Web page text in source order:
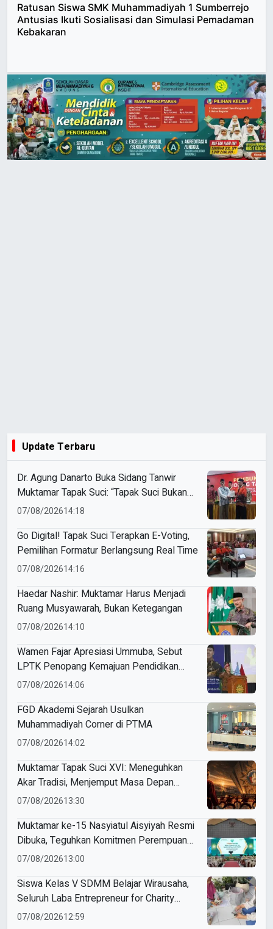
Ratusan Siswa SMK Muhammadiyah 1 Sumberrejo
Antusias Ikuti Sosialisasi dan Simulasi Pemadaman
Kebakaran
Update Terbaru
Dr. Agung Danarto Buka Sidang Tanwir
Muktamar Tapak Suci: “Tapak Suci Bukan
Organisasi Ko Ping Ho dan Dracin”
07/08/202614:18
Go Digital! Tapak Suci Terapkan E-Voting,
Pemilihan Formatur Berlangsung Real Time
07/08/202614:16
Haedar Nashir: Muktamar Harus Menjadi
Ruang Musyawarah, Bukan Ketegangan
07/08/202614:10
Wamen Fajar Apresiasi Ummuba, Sebut
LPTK Penopang Kemajuan Pendidikan
Indonesia
07/08/202614:06
FGD Akademi Sejarah Usulkan
Muhammadiyah Corner di PTMA
07/08/202614:02
Muktamar Tapak Suci XVI: Meneguhkan
Akar Tradisi, Menjemput Masa Depan
Mendunia
07/08/202613:30
Muktamar ke-15 Nasyiatul Aisyiyah Resmi
Dibuka, Teguhkan Komitmen Perempuan
Muda Berkemajuan
07/08/202613:00
Siswa Kelas V SDMM Belajar Wirausaha,
Seluruh Laba Entrepreneur for Charity
Didonasikan
07/08/202612:59